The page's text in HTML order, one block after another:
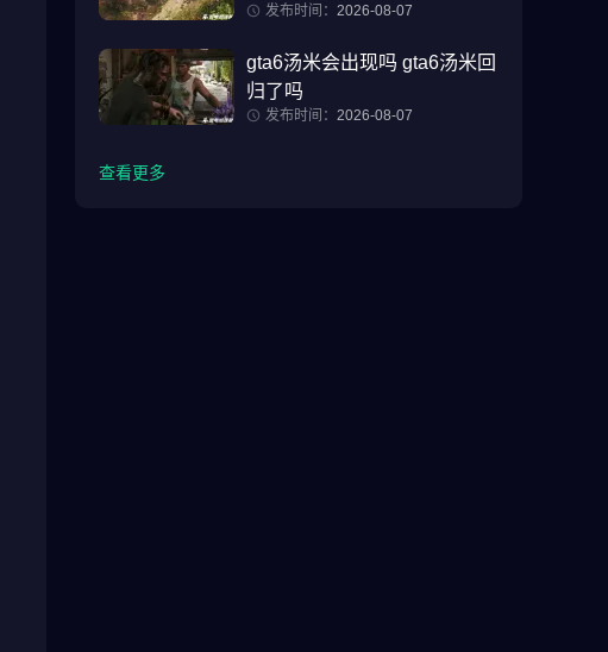
发布时间： 2026-08-07
gta6汤米会出现吗 gta6汤米回
归了吗
发布时间： 2026-08-07
查看更多